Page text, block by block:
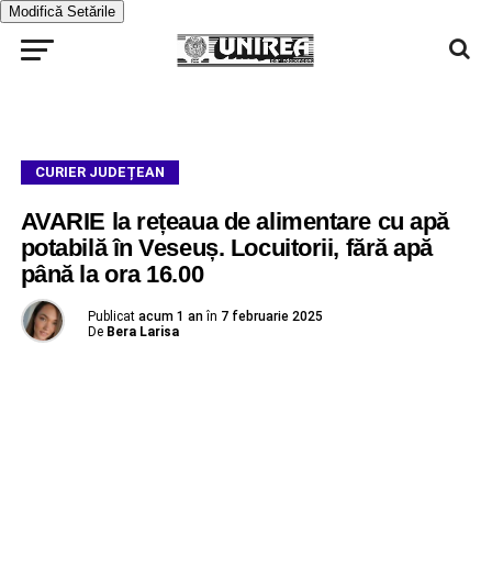
Modifică Setările
CURIER JUDEȚEAN
AVARIE la rețeaua de alimentare cu apă
potabilă în Veseuș. Locuitorii, fără apă
până la ora 16.00
Publicat acum 1 an în 7 februarie 2025
De Bera Larisa